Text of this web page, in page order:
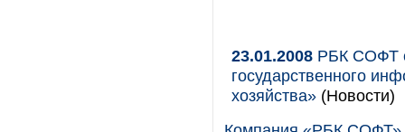
23.01.2008 РБК СОФТ
государственного
хозяйства» (Новости)